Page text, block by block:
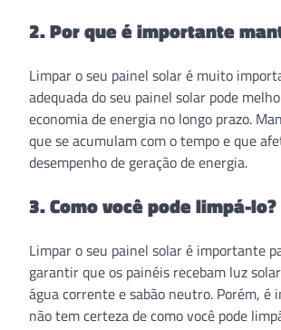
2. Por que é importante
Limpar o seu painel solar é muito
adequada do seu painel solar pode
economia de energia no longo prazo.
que se acumulam com o tempo e que
desempenho de geração de energia.
3. Como você pode limpá-lo?
Limpar o seu painel solar é importante
garantir que os painéis recebam luz
água corrente e sabão neutro. Porém,
não tem certeza de como você pode